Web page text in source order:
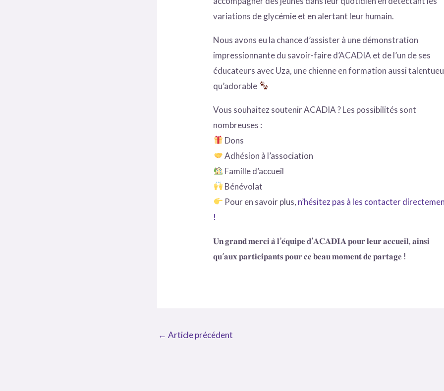
variations de glycémie et en alertant leur humain.
Nous avons eu la chance d’assister à une démonstration
impressionnante du savoir-faire d’ACADIA et de l’un de ses
éducateurs avec Uza, une chienne en formation aussi
qu’adorable
Vous souhaitez soutenir ACADIA ? Les possibilités sont
nombreuses :
Dons
Adhésion à l’association
Famille d’accueil
Bénévolat
Pour en savoir plus, n’hésitez pas à les contacter
!
𝐔𝐧 𝐠𝐫𝐚𝐧𝐝 𝐦𝐞𝐫𝐜𝐢 𝐚̀ 𝐥’𝐞́𝐪𝐮𝐢𝐩𝐞 𝐝’𝐀𝐂𝐀𝐃𝐈𝐀 𝐩𝐨𝐮𝐫 𝐥𝐞𝐮𝐫 𝐚𝐜𝐜𝐮𝐞𝐢𝐥, 𝐚𝐢𝐧𝐬𝐢
𝐪𝐮’𝐚𝐮𝐱 𝐩𝐚𝐫𝐭𝐢𝐜𝐢𝐩𝐚𝐧𝐭𝐬 𝐩𝐨𝐮𝐫 𝐜𝐞 𝐛𝐞𝐚𝐮 𝐦𝐨𝐦𝐞𝐧𝐭 𝐝𝐞 𝐩𝐚𝐫𝐭𝐚𝐠𝐞 !
← Article précédent